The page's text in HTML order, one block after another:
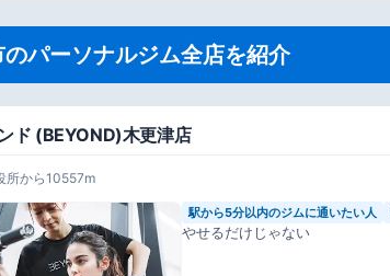
パーソナルジム全店を紹介
ド (BEYOND)木更津店
所から10557m
駅から5分以内のジムに通いたい人
やせるだけじゃない